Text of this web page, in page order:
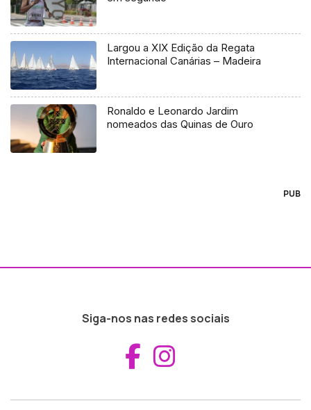
Largou a XIX Edição da Regata
Internacional Canárias – Madeira
Ronaldo e Leonardo Jardim
nomeados das Quinas de Ouro
PUB
Siga-nos nas redes sociais
Aceder ao